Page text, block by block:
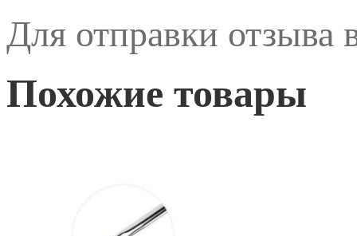
Для отправки отзыва
Похожие товары